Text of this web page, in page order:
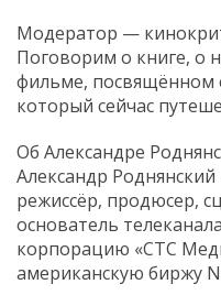
Модератор —
Поговорим о книге, о
фильме, посвящённом
который сейчас
Об Александре
Александр
режиссёр, продюсер,
основатель
корпорацию «СТС
американскую биржу